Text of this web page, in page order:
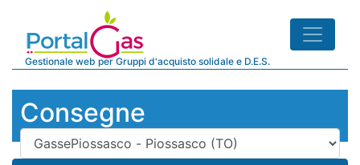
Gestionale web per Gruppi d'acquisto solidale e D.E.S.
Consegne